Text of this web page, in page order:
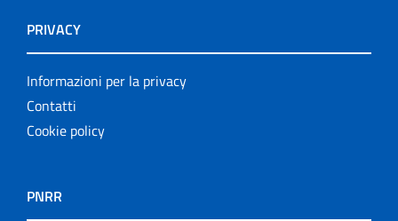
PRIVACY
Informazioni per la privacy
Contatti
Cookie policy
PNRR